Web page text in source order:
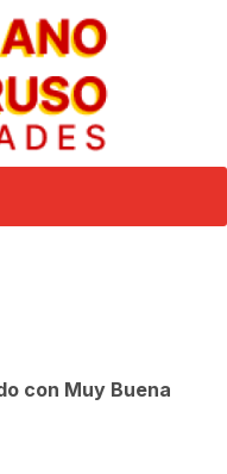
con Muy Buena